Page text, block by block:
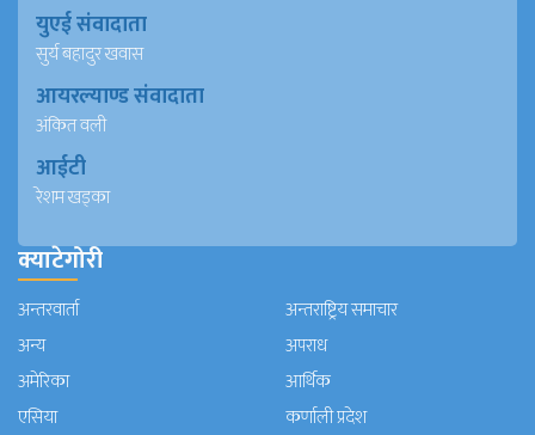
युएई संवादाता
सुर्य बहादुर खवास
आयरल्याण्ड संवादाता
अंकित वली
आईटी
रेशम खड्का
क्याटेगोरी
अन्तरवार्ता
अन्तराष्ट्रिय समाचार
अन्य
अपराध
अमेरिका
आर्थिक
एसिया
कर्णाली प्रदेश